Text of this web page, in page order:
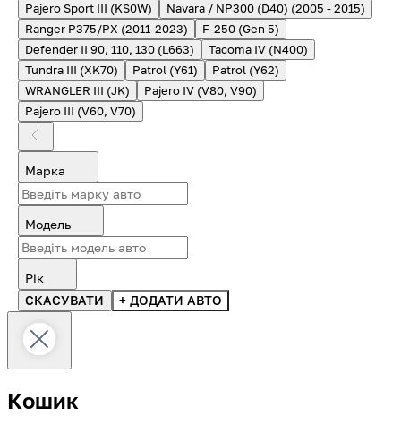
Pajero Sport III (KS0W)
Navara / NP300 (D40) (2005 - 2015)
Ranger P375/PX (2011-2023)
F-250 (Gen 5)
Defender II 90, 110, 130 (L663)
Tacoma IV (N400)
Tundra III (XK70)
Patrol (Y61)
Patrol (Y62)
WRANGLER III (JK)
Pajero IV (V80, V90)
Pajero III (V60, V70)
Марка
Модель
Рік
СКАСУВАТИ
+ ДОДАТИ АВТО
Кошик